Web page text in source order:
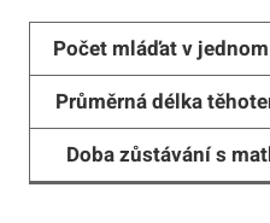
Počet mláďat v
Průměrná délka
Doba zůstávání s